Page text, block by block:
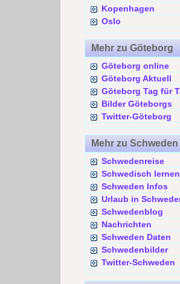
Kopenhagen
Oslo
Mehr zu Göteborg
Göteborg online
Göteborg Aktuell
Göteborg Tag für
Bilder Göteborgs
Twitter-Göteborg
Mehr zu Schweden
Schwedenreise
Schwedisch lernen
Schweden Infos
Urlaub in
Schwedenblog
Nachrichten
Schweden Daten
Schwedenbilder
Twitter-Schweden